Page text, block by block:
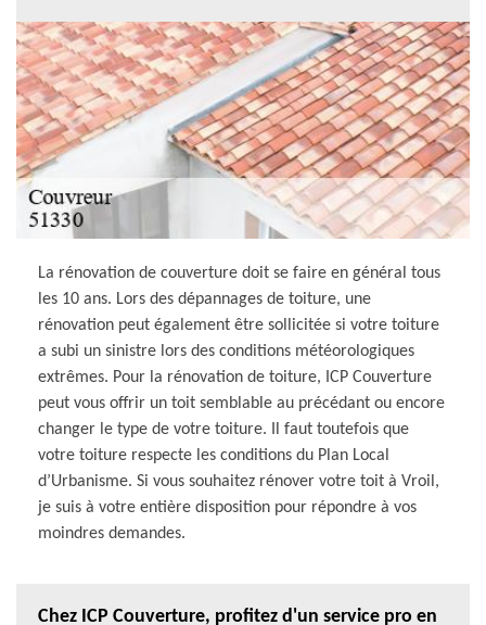
La rénovation de couverture doit se faire en général tous
les 10 ans. Lors des dépannages de toiture, une
rénovation peut également être sollicitée si votre toiture
a subi un sinistre lors des conditions météorologiques
extrêmes. Pour la rénovation de toiture, ICP Couverture
peut vous offrir un toit semblable au précédant ou encore
changer le type de votre toiture. Il faut toutefois que
votre toiture respecte les conditions du Plan Local
d’Urbanisme. Si vous souhaitez rénover votre toit à Vroil,
je suis à votre entière disposition pour répondre à vos
moindres demandes.
Chez ICP Couverture, profitez d'un service pro en